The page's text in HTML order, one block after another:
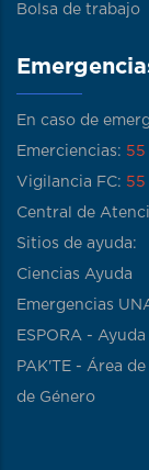
Bolsa de trabajo
En caso de
Emerciencias: 55
Vigilancia FC: 55
Central de
Sitios de ayuda:
Ciencias Ayuda
Emergencias
ESPORA -
PAK'TE - Área
de Género